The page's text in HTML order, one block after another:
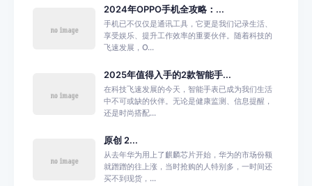
2024年OPPO手机全攻略：...
手机已不仅仅是通讯工具，它更是我们记录生活、
享受娱乐、提升工作效率的重要伙伴。随着科技的
飞速发展，O...
2025年值得入手的2款智能手...
在科技飞速发展的今天，智能手表已成为我们生活
中不可或缺的伙伴。无论是健康监测、信息提醒，
还是时尚搭配...
原创 2...
从去年华为用上了麒麟芯片开始，华为的市场份额
就蹭蹭的往上涨，当时抢购的人特别多，一时间还
买不到现货，...